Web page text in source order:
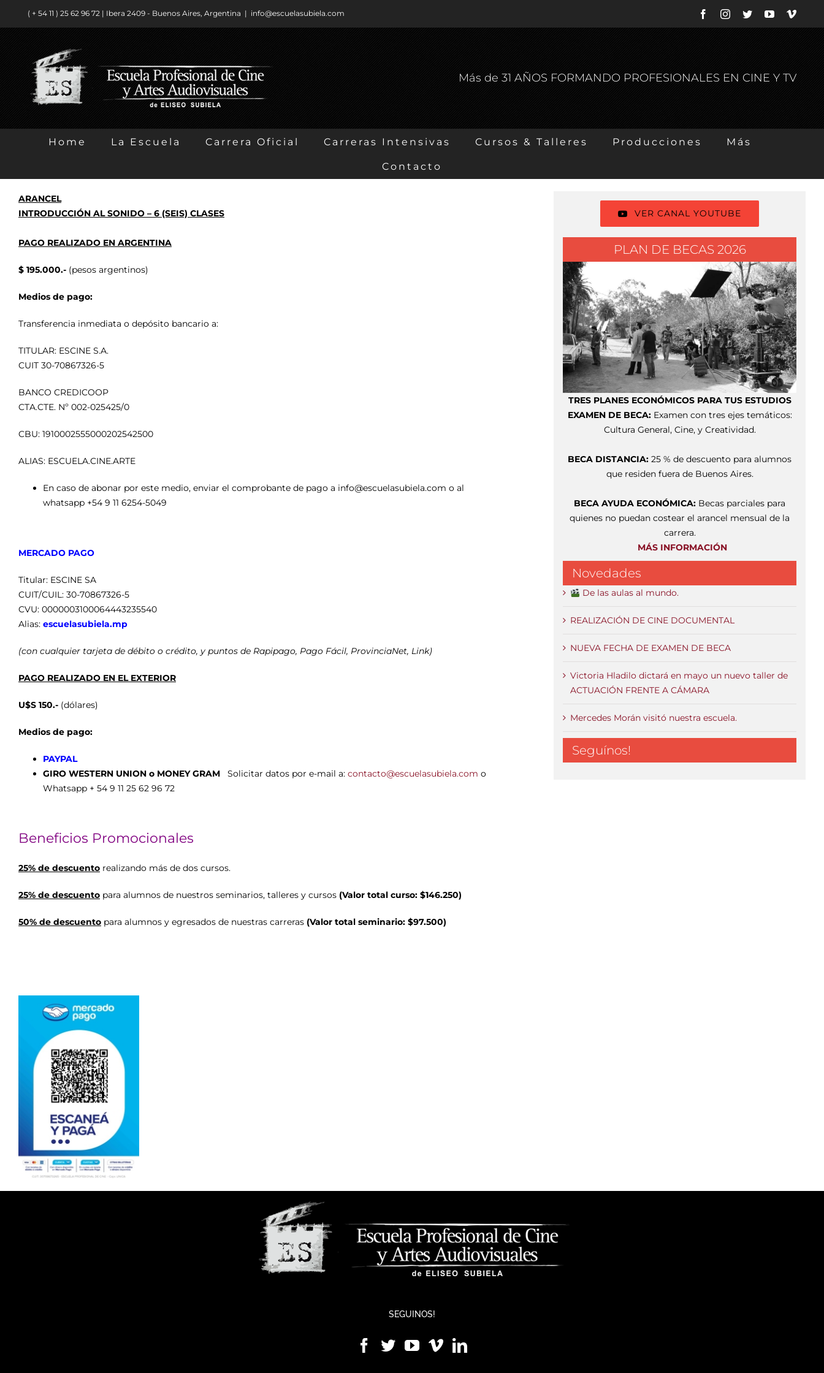
( + 54 11 ) ​25 62 96 72 | Ibera 2409 - Buenos Aires, Argentina | info@escuelasubiela.com FacebookInstagram
TwitterYouTubeVimeo
Más de 31 AÑOS FORMANDO PROFESIONALES EN CINE Y TV
Home La Escuela Carrera Oficial Carreras Intensivas Cursos & Talleres Producciones Más
Contacto
ARANCEL
INTRODUCCIÓN AL SONIDO – 6 (SEIS) CLASES
PAGO REALIZADO EN ARGENTINA
$ 195.000.- (pesos argentinos)
Medios de pago:
Transferencia inmediata o depósito bancario a:
TITULAR: ESCINE S.A.
CUIT 30-70867326-5
BANCO CREDICOOP
CTA.CTE. Nº 002-025425/0
CBU: 1910002555000202542500
ALIAS: ESCUELA.CINE.ARTE
En caso de abonar por este medio, enviar el comprobante de pago a info@escuelasubiela.com o al
whatsapp +54 9 11 6254-5049
MERCADO PAGO
Titular: ESCINE SA
CUIT/CUIL: 30-70867326-5
CVU: 0000003100064443235540
Alias: escuelasubiela.mp
(con cualquier tarjeta de débito o crédito, y puntos de Rapipago, Pago Fácil, ProvinciaNet, Link)
PAGO REALIZADO EN EL EXTERIOR
U$S 150.- (dólares)
Medios de pago:
PAYPAL
GIRO WESTERN UNION o MONEY GRAM Solicitar datos por e-mail a: contacto@escuelasubiela.com o
Whatsapp + 54 9 11 25 62 96 72
Beneficios Promocionales
25% de descuento realizando más de dos cursos.
25% de descuento para alumnos de nuestros seminarios, talleres y cursos (Valor total curso: $146.250)
50% de descuento para alumnos y egresados de nuestras carreras (Valor total seminario: $97.500)
VER CANAL YOUTUBE
PLAN DE BECAS 2026
TRES PLANES ECONÓMICOS PARA TUS ESTUDIOS
EXAMEN DE BECA: Examen con tres ejes temáticos:
Cultura General, Cine, y Creatividad.
BECA DISTANCIA:25 % de descuento para alumnos
que residen fuera de Buenos Aires.
BECA AYUDA ECONÓMICA: Becas parciales para
quienes no puedan costear el arancel mensual de la
carrera.
MÁS INFORMACIÓN
Novedades
De las aulas al mundo.
REALIZACIÓN DE CINE DOCUMENTAL
NUEVA FECHA DE EXAMEN DE BECA
Victoria Hladilo dictará en mayo un nuevo taller de
ACTUACIÓN FRENTE A CÁMARA
Mercedes Morán visitó nuestra escuela.
Seguínos!
SEGUINOS!